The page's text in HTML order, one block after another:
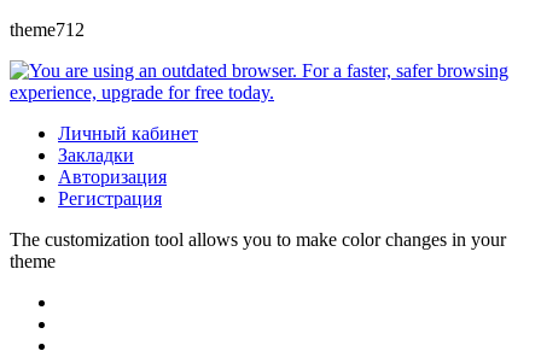
theme712
Личный кабинет
Закладки
Авторизация
Регистрация
The customization tool allows you to make color changes in your
theme